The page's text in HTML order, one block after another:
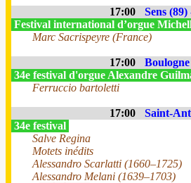
17:00 Sens (89)
Festival international d’orgue
Marc Sacrispeyre (France)
17:00
34e festival d'orgue Alexandre
Ferruccio bartoletti
17:00
Saint-
34e festival
Salve Regina
Motets inédits
Alessandro Scarlatti (1660–1725)
Alessandro Melani (1639–1703)